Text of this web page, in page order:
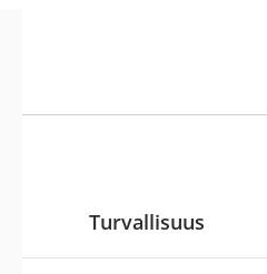
Turvallisuus